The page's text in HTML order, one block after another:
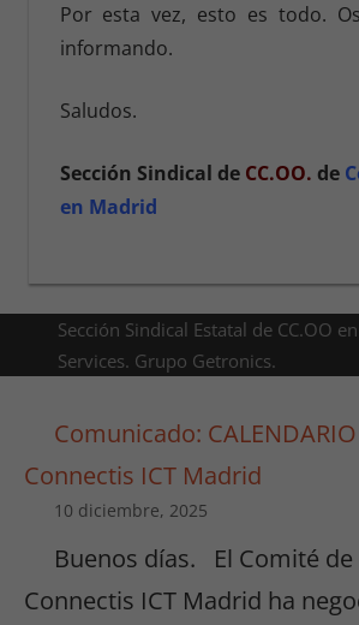
Por esta vez, esto es todo.
informando.
Saludos.
Sección Sindical de CC.OO. de
en Madrid
Sección Sindical Estatal de CC.OO
Services. Grupo Getronics.
Comunicado:
Connectis ICT Madrid
10 diciembre, 2025
Buenos días. El Comité de
Connectis ICT Madrid ha